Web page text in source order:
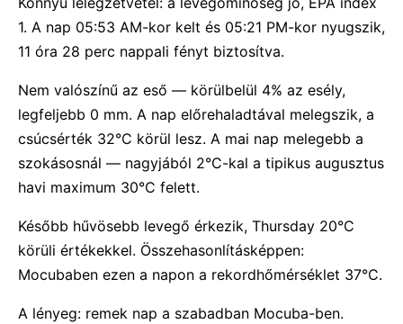
1. A nap 05:53 AM-kor kelt és 05:21 PM-kor nyugszik,
11 óra 28 perc nappali fényt biztosítva.
Nem valószínű az eső — körülbelül 4% az esély,
legfeljebb 0 mm. A nap előrehaladtával melegszik, a
csúcsérték 32°C körül lesz. A mai nap melegebb a
szokásosnál — nagyjából 2°C-kal a tipikus augusztus
havi maximum 30°C felett.
Később hűvösebb levegő érkezik, Thursday 20°C
körüli értékekkel. Összehasonlításképpen:
Mocubaben ezen a napon a rekordhőmérséklet 37°C.
A lényeg: remek nap a szabadban Mocuba-ben.